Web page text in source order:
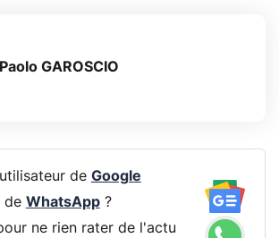
Paolo GAROSCIO
de Google
WhatsApp?
ne rien rater de l'actu